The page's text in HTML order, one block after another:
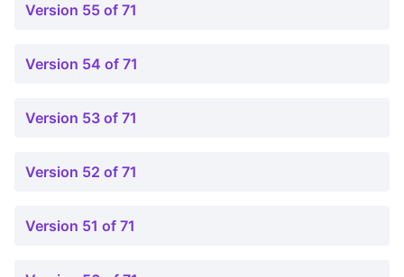
Version 55 of 71
Version 54 of 71
Version 53 of 71
Version 52 of 71
Version 51 of 71